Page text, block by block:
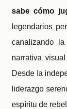
sabe cómo
legendarios
canalizando
narrativa
Desde la
liderazgo
espíritu de